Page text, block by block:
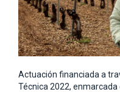
Actuación financiada a
Técnica 2022,